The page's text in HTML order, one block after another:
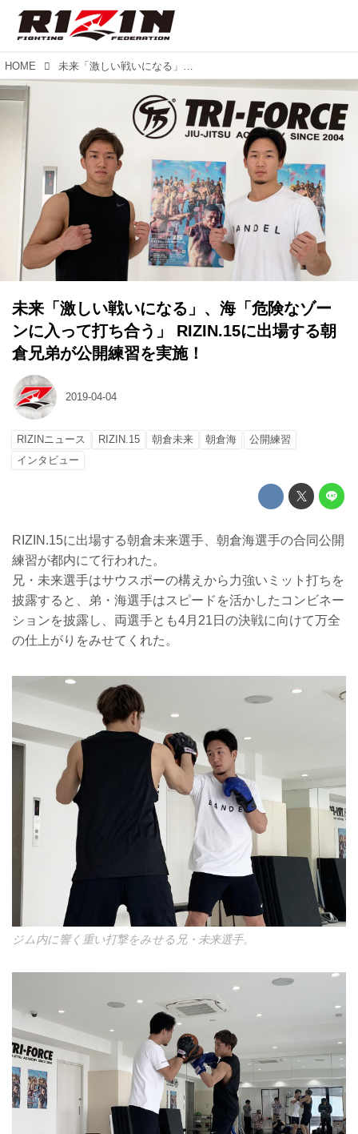
HOME 未来「激しい戦いになる」、海「危険なゾーンに入って打ち合う」 RIZIN.15に出場する朝倉兄弟が公開練習を実施！
未来「激しい戦いになる」、海「危険なゾー
ンに入って打ち合う」 RIZIN.15に出場する朝
倉兄弟が公開練習を実施！
2019-04-04
RIZINニュース RIZIN.15 朝倉未来 朝倉海
公開練習
インタビュー
RIZIN.15に出場する朝倉未来選手、朝倉海選手の合同公開
練習が都内にて行われた。
兄・未来選手はサウスポーの構えから力強いミット打ちを
披露すると、弟・海選手はスピードを活かしたコンビネー
ションを披露し、両選手とも4月21日の決戦に向けて万全
の仕上がりをみせてくれた。
ジム内に響く重い打撃をみせる兄・未来選手。